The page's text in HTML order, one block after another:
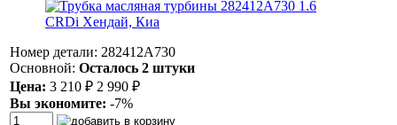
Номер детали: 282412A730
Основной: Осталось 2 штуки
Цена: 3 210 ₽ 2 990 ₽
Вы экономите: -7%